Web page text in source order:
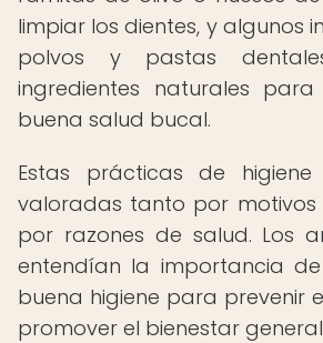
limpiar los dientes, y algunos
polvos y pastas
ingredientes naturales
buena salud bucal.
Estas prácticas de
valoradas tanto por motivos
por razones de salud. Los
entendían la importancia
buena higiene para prevenir
promover el bienestar